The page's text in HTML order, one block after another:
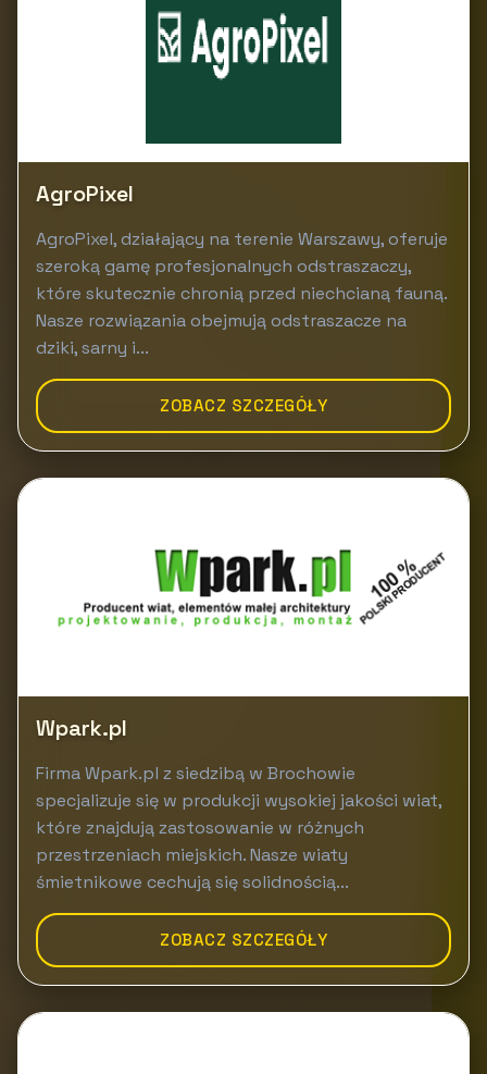
AgroPixel
AgroPixel, działający na terenie Warszawy, oferuje
szeroką gamę profesjonalnych odstraszaczy,
które skutecznie chronią przed niechcianą fauną.
Nasze rozwiązania obejmują odstraszacze na
dziki, sarny i...
ZOBACZ SZCZEGÓŁY
Wpark.pl
Firma Wpark.pl z siedzibą w Brochowie
specjalizuje się w produkcji wysokiej jakości wiat,
które znajdują zastosowanie w różnych
przestrzeniach miejskich. Nasze wiaty
śmietnikowe cechują się solidnością...
ZOBACZ SZCZEGÓŁY